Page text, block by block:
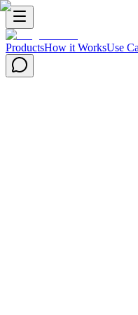
ProductsHow it WorksUse